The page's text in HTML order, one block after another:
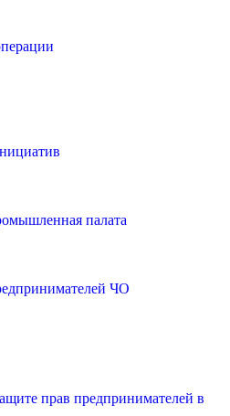
палата
ЧО
прав предпринимателей в